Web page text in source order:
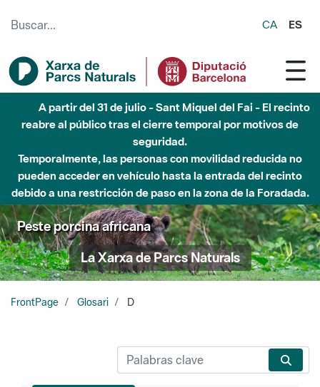
CA ES
A partir del 31 de julio - Sant Miquel del Fai - El recinto
reabre al público tras el cierre temporal por motivos de
seguridad.
Temporalmente, las personas con movilidad reducida no
pueden acceder en vehículo hasta la entrada del recinto
debido a una restricción de paso en la zona de la Foradada.
Peste porcina africana
La Xarxa de Parcs Naturals
FrontPage Glosari D